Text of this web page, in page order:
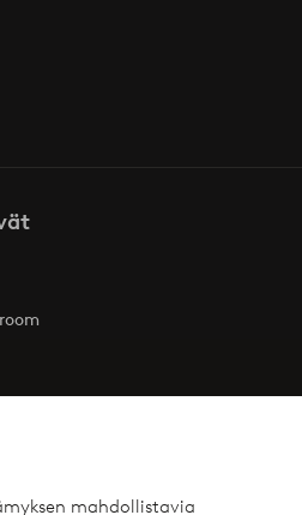
mahdollistavia